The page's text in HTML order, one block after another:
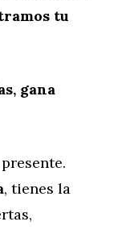
tu
gana
, tienes la